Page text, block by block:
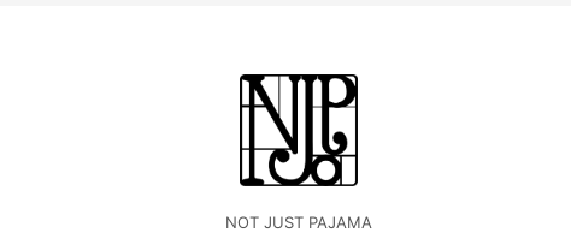
NOT JUST PAJAMA